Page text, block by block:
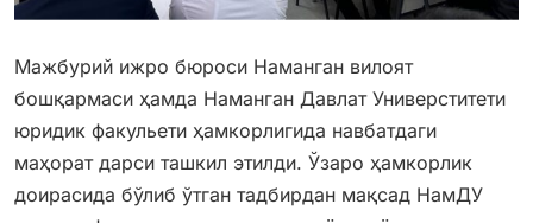
Мажбурий ижро бюроси Наманган вилоят
бошқармаси ҳамда Наманган Давлат Универститети
юридик факульети ҳамкорлигида навбатдаги
маҳорат дарси ташкил этилди. Ўзаро ҳамкорлик
доирасида бўлиб ўтган тадбирдан мақсад НамДУ